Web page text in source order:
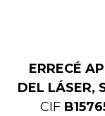
ERRECÉ
DEL LÁSER,
CIF